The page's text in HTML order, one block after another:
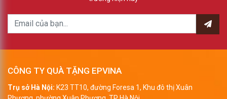
CÔNG TY QUÀ TẶNG EPVINA
Trụ sở Hà Nội: K23 TT10, đường Foresa 1, Khu đô thị Xuân